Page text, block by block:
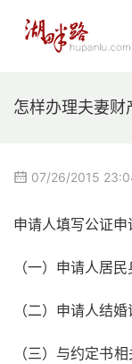
怎样办理夫妻财
07/26/2015
申请人填写公证申
（一）申请人居
（二）申请人结
（三）与约定书